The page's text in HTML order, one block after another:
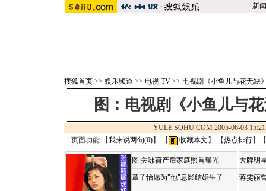
新闻
搜狐首页 >> 娱乐频道 >> 电视 TV >> 电视剧《小鱼儿与花无缺
图：电视剧《小鱼儿与
YULE.SOHU.COM 2005-06-03
页面功能 【我来说两句(0)】 【 收藏本文 】 【热点排行】【
图:关咏荷产后家庭照首曝光
章子怡愿为"他"息影结婚生子
大牌明
蒋雯丽